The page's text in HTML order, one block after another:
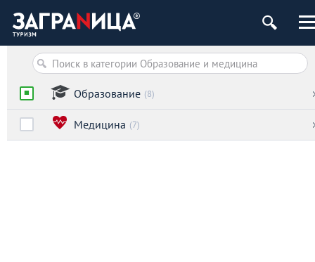
Образование (8)
Медицина (7)